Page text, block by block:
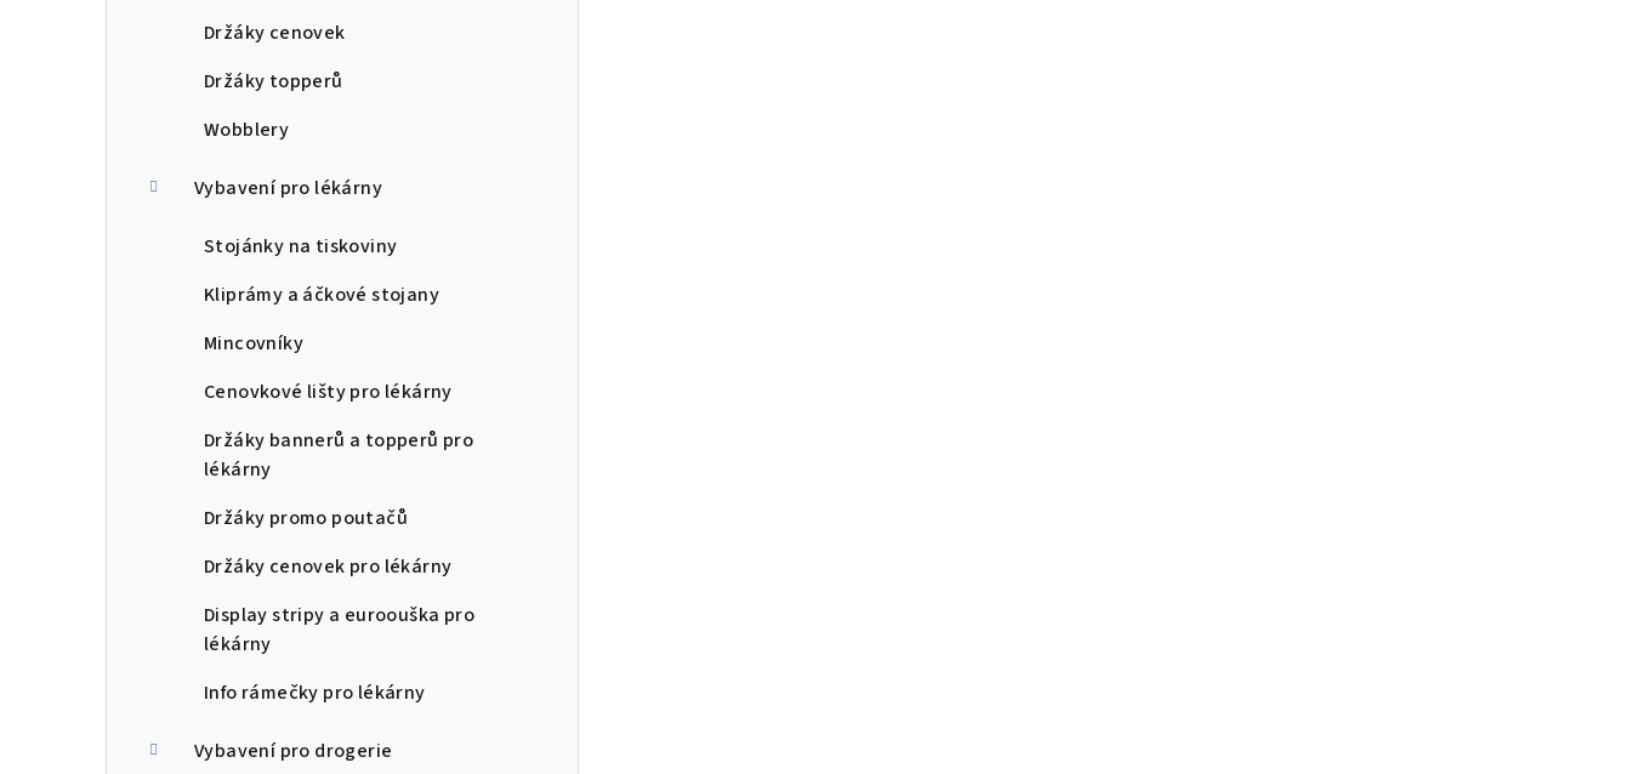
Držáky cenovek
Držáky topperů
Wobblery
Vybavení pro lékárny
Stojánky na tiskoviny
Kliprámy a áčkové stojany
Mincovníky
Cenovkové lišty pro lékárny
Držáky bannerů a topperů pro
lékárny
Držáky promo poutačů
Držáky cenovek pro lékárny
Display stripy a euroouška pro
lékárny
Info rámečky pro lékárny
Vybavení pro drogerie